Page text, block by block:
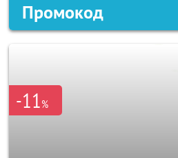
Промокод
-11%